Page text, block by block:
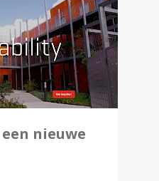
nieuwe